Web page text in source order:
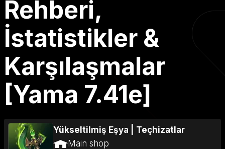
Rehberi,
İstatistikler &
Karşılaşmalar
[Yama 7.41e]
Yükseltilmiş Eşya
Teçhizatlar
Main shop